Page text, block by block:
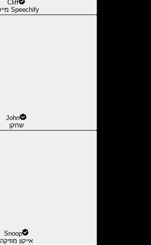
Cliff
מייסד Speechify
John
שחקן
Snoop
אייקון מוזיקה